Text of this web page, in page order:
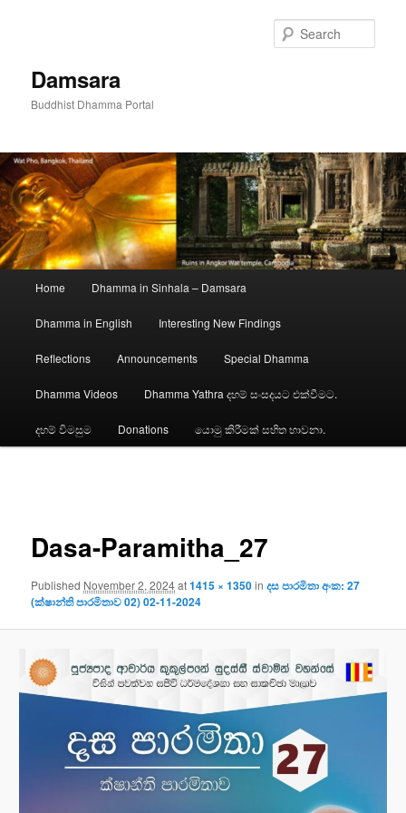
Damsara
Buddhist Dhamma Portal
Home Dhamma in Sinhala – Damsara
Dhamma in English Interesting New Findings
Reflections Announcements Special Dhamma
Dhamma Videos Dhamma Yathra දහම් සංසදයට එක්වීමට.
දහම් විමසුම Donations යොමු කිරීමක් සහිත භාවනා.
Dasa-Paramitha_27
Published November 2, 2024at1415 × 1350inදස පාරමිතා අංක: 27
(ක්ෂාන්ති පාරමිතාව 02) 02-11-2024